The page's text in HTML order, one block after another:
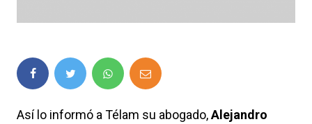
Así lo informó a Télam su abogado,Alejandro